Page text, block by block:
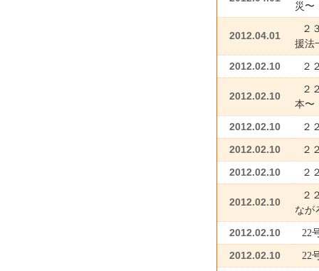
災〜
2012.04.01
２
援法
2012.02.10 ２
2012.02.10
２
本〜
2012.02.10 ２
2012.02.10 ２
2012.02.10 ２
2012.02.10
２
なが
2012.02.10 22
2012.02.10 22